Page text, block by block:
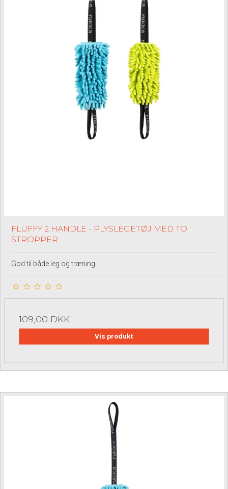
FLUFFY 2 HANDLE - PLYSLEGETØJ MED TO
STROPPER
God til både leg og træning
109,00 DKK
Vis produkt